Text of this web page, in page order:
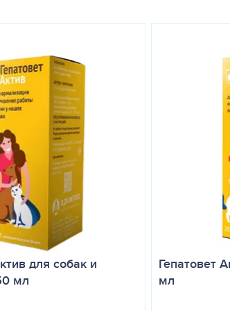
2–4 часов. Объем распределения
полувыведения около 1–2 часов.
Суточную дозу можно разделить на 2
48часовдля собак и
мл
Гепатовет
мл